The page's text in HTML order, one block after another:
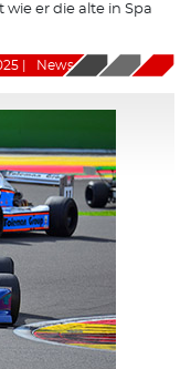
wie er die alte in Spa
News